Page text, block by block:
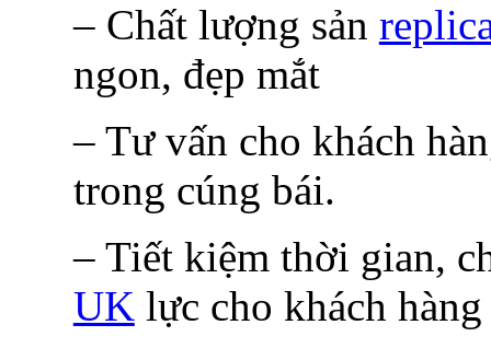
– Chất lượng sản
ngon, đẹp mắt
– Tư vấn cho khách
trong cúng bái.
– Tiết kiệm thời gian,
UK lực cho khách hàng